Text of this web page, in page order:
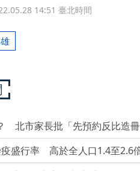
14:51 臺北時間
北市家長批「先預約反比造冊
盛行率 高於全人口1.4至2.6